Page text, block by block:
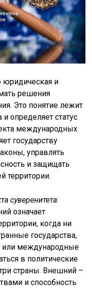
юридическая и
решения
Это понятие лежит
определяет статус
международных
государству
управлять
и защищать
территории.
суверенитета:
означает
когда ни
государства,
или международные
в политические
страны. Внешний –
и способность